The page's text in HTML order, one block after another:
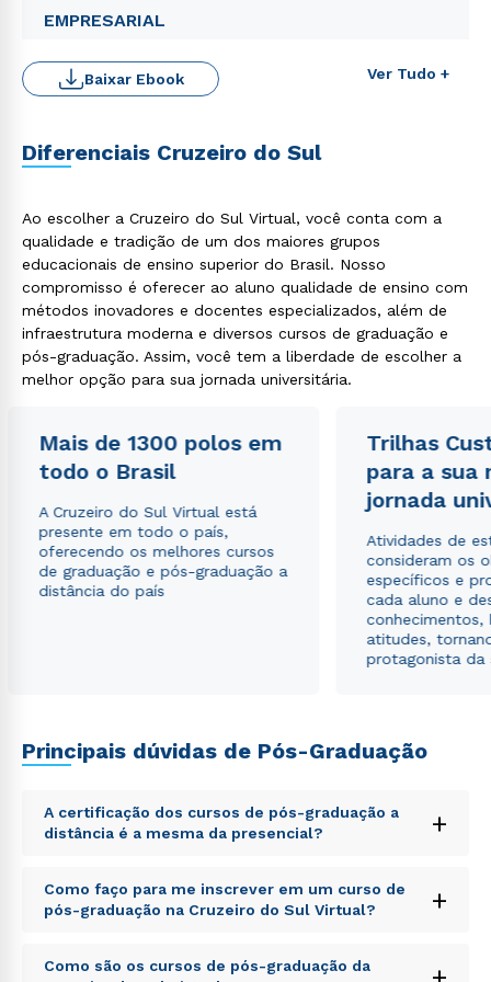
EMPRESARIAL
Ver Tudo +
Baixar Ebook
Diferenciais Cruzeiro do Sul
Ao escolher a Cruzeiro do Sul Virtual, você conta com a
qualidade e tradição de um dos maiores grupos
educacionais de ensino superior do Brasil. Nosso
compromisso é oferecer ao aluno qualidade de ensino com
métodos inovadores e docentes especializados, além de
infraestrutura moderna e diversos cursos de graduação e
pós-graduação. Assim, você tem a liberdade de escolher a
melhor opção para sua jornada universitária.
Mais de 1300 polos em
todo o Brasil
A Cruzeiro do Sul Virtual está
presente em todo o país,
oferecendo os melhores cursos
de graduação e pós-graduação a
distância do país
Trilhas
para a sua
jornada
Atividades de
consideram os
específicos e
cada aluno e
conhecimentos,
atitudes,
protagonista da
Principais dúvidas de Pós-Graduação
A certificação dos cursos de pós-graduação a
distância é a mesma da presencial?
+
Sed ut perspiciatis unde omnis iste natus error sit
voluptatem accusantium doloremque laudantium,
totam rem aperiam, eaque ipsa quae ab illo inventore
explicabo. Nemo enim ipsam voluptatem quia
Como faço para me inscrever em um curso de
pós-graduação na Cruzeiro do Sul Virtual?
+
Sed ut perspiciatis unde omnis iste natus error sit
Como são os cursos de pós-graduação da
Rápido e fácil
WhatsApp
ou
Estou de acordo com a Política de Privacidade.e
autorizo que meus dados sejam utilizados para o
envio de conteúdos da Cruzeiro do Sul.